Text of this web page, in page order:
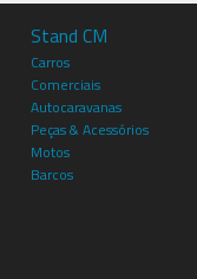
Stand CM
Carros
Comerciais
Autocaravanas
Peças & Acessórios
Motos
Barcos